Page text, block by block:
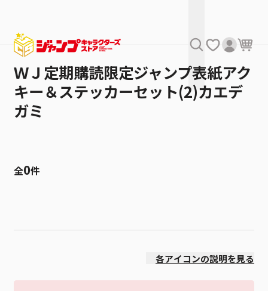
ＷＪ定期購読限定ジャンプ表紙アク
キー＆ステッカーセット(2)カエデ
ガミ
全0件
各アイコンの説明を見る